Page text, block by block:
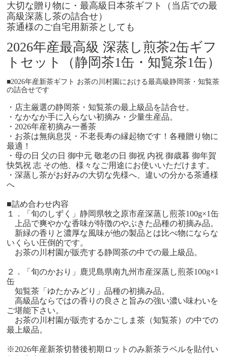
大切な贈り物に・最高級日本茶ギフト（当店での最
高級深蒸し茶の詰合せ）
茶通様のご自宅用新茶としても
2026年産最高級 深蒸し煎茶2缶ギフ
トセット（静岡茶1缶・知覧茶1缶）
■2026年産新茶ギフト お茶の川村園における最高級静岡茶・知覧茶
の詰合せです
・店主厳選の静岡茶・知覧茶の最上級品を詰合せ。
・なかなか手に入らない初摘み・少量生産品。
・2026年産初摘み一番茶
・お茶は無病息災・不老長寿の縁起物です！各種贈り物に
最適！
・母の日 父の日 御中元 敬老の日 御祝 内祝 御歳暮 御年賀
快気祝 志 その他、様々なご用途にお使いいただけます。
・深蒸し茶がお好みの大切な先様へ、違いの分かる茶通様
へ
■詰め合わせ内容
１．「旬のしずく」静岡県牧之原市産深蒸し煎茶100g×1缶
上品で爽やかな香味が特徴のやぶきた品種の初摘み品。
新緑の香りと濃厚な風味が他の製品とは比べ物にならな
いくらい圧倒的です。
お茶の川村園が販売する静岡茶の中での最上級品。
２．「旬のかおり」鹿児島県南九州市産深蒸し煎茶100g×1
缶
知覧茶「ゆたかみどり」品種の初摘み品。
高級品ならではの香りの良さと旨みの強い濃い味わいを
ご堪能下さい。
お茶の川村園が販売するかごしま茶（知覧茶）の中での
最上級品。
※2026年産新茶切替後初期ロットのみ新茶ラベルを貼付い